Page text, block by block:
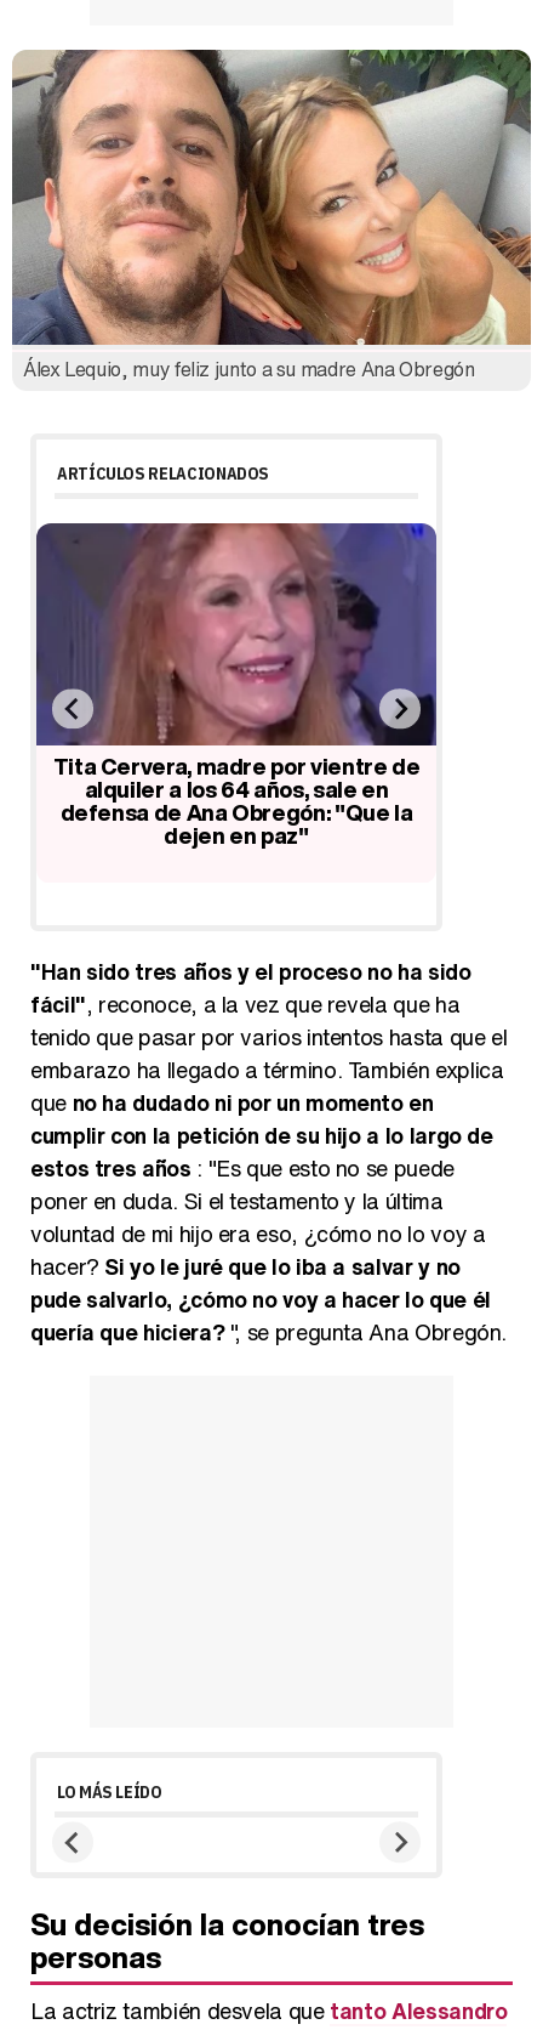
Álex Lequio, muy feliz junto a su madre Ana Obregón
ARTÍCULOS RELACIONADOS
Tita Cervera, madre por vientre de
alquiler a los 64 años, sale en
defensa de Ana Obregón: "Que la
dejen en paz"
"Han sido tres años y el proceso no ha sido
fácil", reconoce, a la vez que revela que ha
tenido que pasar por varios intentos hasta que el
embarazo ha llegado a término. También explica
que no ha dudado ni por un momento en
cumplir con la petición de su hijo a lo largo de
estos tres años : "Es que esto no se puede
poner en duda. Si el testamento y la última
voluntad de mi hijo era eso, ¿cómo no lo voy a
hacer? Si yo le juré que lo iba a salvar y no
pude salvarlo, ¿cómo no voy a hacer lo que él
quería que hiciera?", se pregunta Ana Obregón.
LO MÁS LEÍDO
Su decisión la conocían tres
personas
La actriz también desvela quetanto Alessandro